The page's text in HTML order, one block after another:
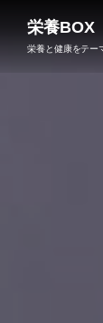
栄養BOX
栄養と健康をテー